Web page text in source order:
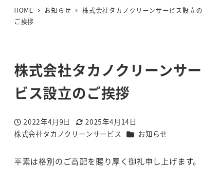
HOME お知らせ
株式会社タカノクリーンサービス設立の
ご挨拶
株式会社タカノクリーンサー
ビス設立のご挨拶
投稿日
2022年4月9日
更新日
2025年4月14日
著
株式会社タカノクリーンサービス カテゴリー
お知らせ
平素は格別のご高配を賜り厚く御礼申し上げます。